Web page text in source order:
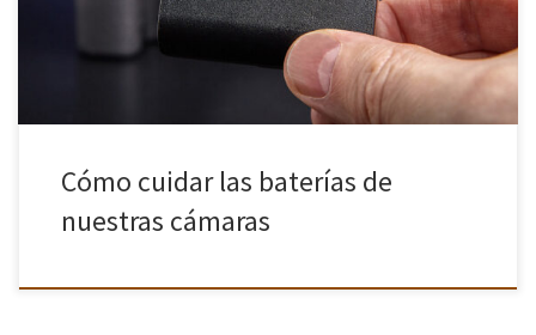
Cómo cuidar las baterías de
nuestras cámaras